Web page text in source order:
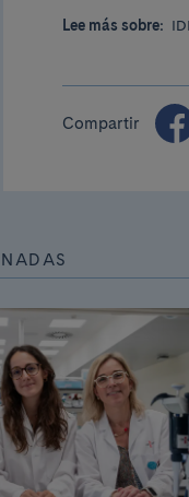
Lee más sobre:
Compartir